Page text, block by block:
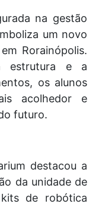
na gestão
um novo
Rorainópolis.
estrutura e a
os alunos
acolhedor e
futuro.
destacou a
da unidade de
de robótica